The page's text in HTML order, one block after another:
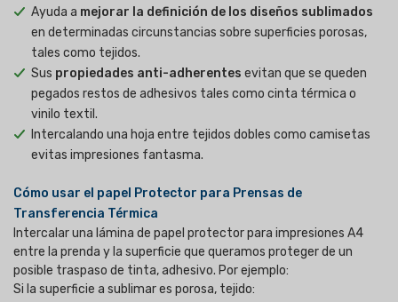
Ayuda a mejorar la definición de los diseños sublimados
en determinadas circunstancias sobre superficies porosas,
tales como tejidos.
Sus propiedades anti-adherentes evitan que se queden
pegados restos de adhesivos tales como cinta térmica o
vinilo textil.
Intercalando una hoja entre tejidos dobles como camisetas
evitas impresiones fantasma.
Cómo usar el papel Protector para Prensas de
Transferencia Térmica
Intercalar una lámina de papel protector para impresiones A4
entre la prenda y la superficie que queramos proteger de un
posible traspaso de tinta, adhesivo. Por ejemplo:
Si la superficie a sublimar es porosa, tejido: